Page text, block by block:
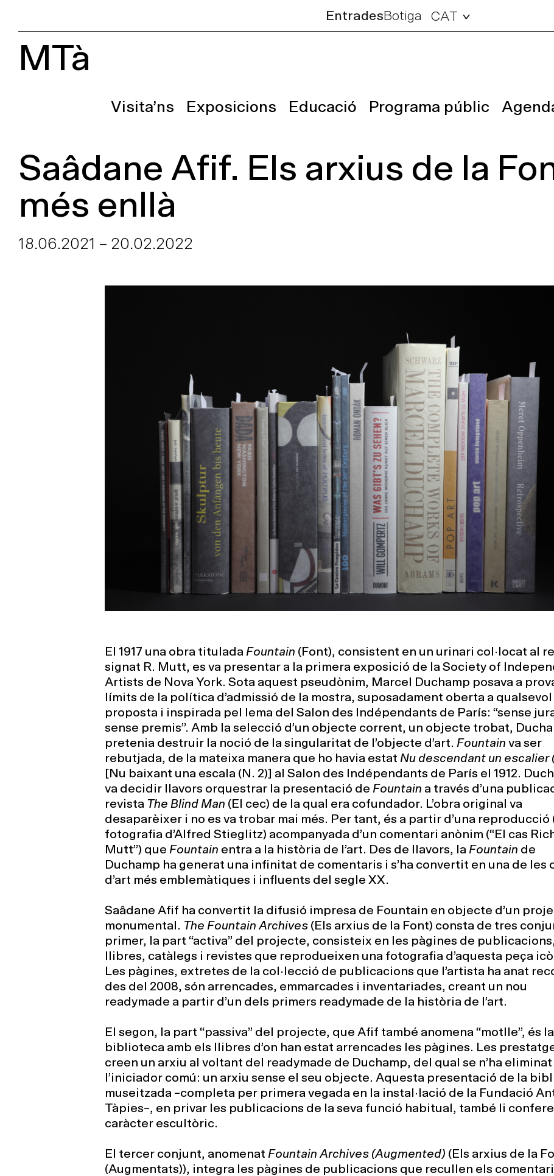
EntradesBotiga CAT
MTà
Visita’ns Exposicions Educació Programa públic
Saâdane Afif. Els arxius de la
més enllà
18.06.2021 – 20.02.2022
El 1917 una obra titulada Fountain (Font), consistent en un urinari col·locat al
signat R. Mutt, es va presentar a la primera exposició de la Society of
Artists de Nova York. Sota aquest pseudònim, Marcel Duchamp posava a
límits de la política d’admissió de la mostra, suposadament oberta a qualsevol
proposta i inspirada pel lema del Salon des Indépendants de París: “sense
sense premis”. Amb la selecció d’un objecte corrent, un objecte trobat,
pretenia destruir la noció de la singularitat de l’objecte d’art. Fountain va ser
rebutjada, de la mateixa manera que ho havia estat Nu descendant un escalier
[Nu baixant una escala (N. 2)] al Salon des Indépendants de París el 1912.
va decidir llavors orquestrar la presentació de Fountain a través d’una
revista The Blind Man (El cec) de la qual era cofundador. L’obra original va
desaparèixer i no es va trobar mai més. Per tant, és a partir d’una reproducció
fotografia d’Alfred Stieglitz) acompanyada d’un comentari anònim (“El cas
Mutt”) que Fountain entra a la història de l’art. Des de llavors, la Fountain de
Duchamp ha generat una infinitat de comentaris i s’ha convertit en una de les
d’art més emblemàtiques i influents del segle XX.
Saâdane Afif ha convertit la difusió impresa de Fountain en objecte d’un
monumental. The Fountain Archives(Els arxius de la Font) consta de tres
primer, la part “activa” del projecte, consisteix en les pàgines de publicacions,
llibres, catàlegs i revistes que reprodueixen una fotografia d’aquesta peça
Les pàgines, extretes de la col·lecció de publicacions que l’artista ha anat
des del 2008, són arrencades, emmarcades i inventariades, creant un nou
readymade a partir d’un dels primers readymade de la història de l’art.
El segon, la part “passiva” del projecte, que Afif també anomena “motlle”, és la
biblioteca amb els llibres d’on han estat arrencades les pàgines. Les
creen un arxiu al voltant del readymade de Duchamp, del qual se n’ha eliminat
l’iniciador comú: un arxiu sense el seu objecte. Aquesta presentació de la
museitzada –completa per primera vegada en la instal·lació de la Fundació
Tàpies–, en privar les publicacions de la seva funció habitual, també li
caràcter escultòric.
El tercer conjunt, anomenat Fountain Archives (Augmented) (Els arxius de la
(Augmentats)), integra les pàgines de publicacions que recullen els